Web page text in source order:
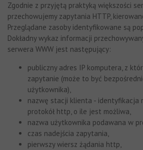
Zgodnie z przyjętą praktyką większości
przechowujemy zapytania HTTP,
Przeglądane zasoby identyfikowane są
Dokładny wykaz informacji
serwera WWW jest następujący:
publiczny adres IP komputera, z
zapytanie (może to być
użytkownika),
nazwę stacji klienta - identyfikacja
protokół http, o ile jest możliwa,
nazwa użytkownika podawana w
czas nadejścia zapytania,
pierwszy wiersz żądania http,